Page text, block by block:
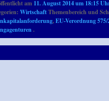
am 11. August 2014 um 18:15
WirtschaftThemenbereich und
,EU-Verordnung 575/
.